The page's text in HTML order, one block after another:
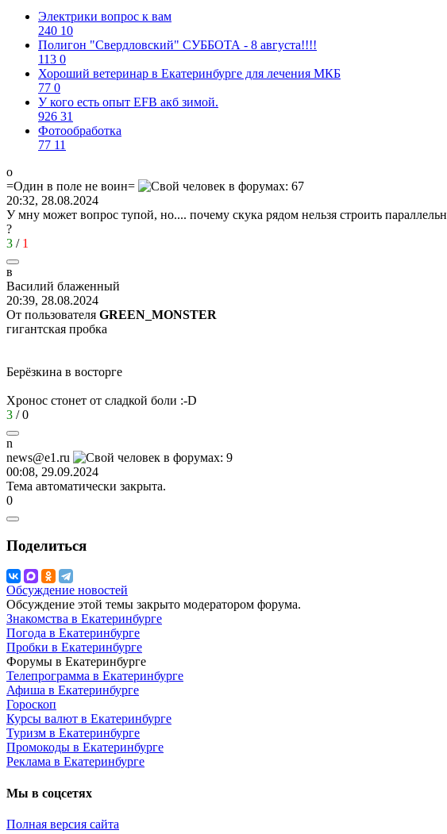
Электрики вопрос к вам
240 10
Полигон "Свердловский" СУББОТА - 8 августа!!!!
113 0
Хороший ветеринар в Екатеринбурге для лечения МКБ
77 0
У кого есть опыт EFB акб зимой.
926 31
Фотообработка
77 11
о
=Один в поле не воин=
20:32, 28.08.2024
У мну может вопрос тупой, но.... почему скука рядом нельзя строить
?
3 / 1
в
Василий блаженный
20:39, 28.08.2024
От пользователя GREEN_MONSTER
гигантская пробка
Берёзкина в восторге
Хронос стонет от сладкой боли :-D
3 /0
n
news@e1.ru
00:08, 29.09.2024
Тема автоматически закрыта.
0
Поделиться
Обсуждение новостей
Обсуждение этой темы закрыто модератором форума.
Знакомства в Екатеринбурге
Погода в Екатеринбурге
Пробки в Екатеринбурге
Форумы в Екатеринбурге
Телепрограмма в Екатеринбурге
Афиша в Екатеринбурге
Гороскоп
Курсы валют в Екатеринбурге
Туризм в Екатеринбурге
Промокоды в Екатеринбурге
Реклама в Екатеринбурге
Мы в соцсетях
Полная версия сайта